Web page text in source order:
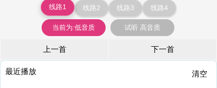
线路1 线路2 线路3 线路4
当前为:低音质 试听 高音质
上一首 下一首
最近播放 清空